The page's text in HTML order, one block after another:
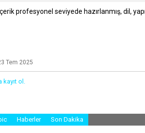
profesyonel seviyede hazırlanmış, dil,
Tem 2025
kayıt ol.
Haberler Son Dakika